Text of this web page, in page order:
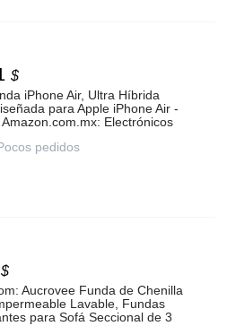
$
iPhone Air, Ultra Híbrida
para Apple iPhone Air -
Electrónicos
pedidos
$
Aucrovee Funda de Chenilla
Lavable, Fundas
para Sofá Seccional de 3